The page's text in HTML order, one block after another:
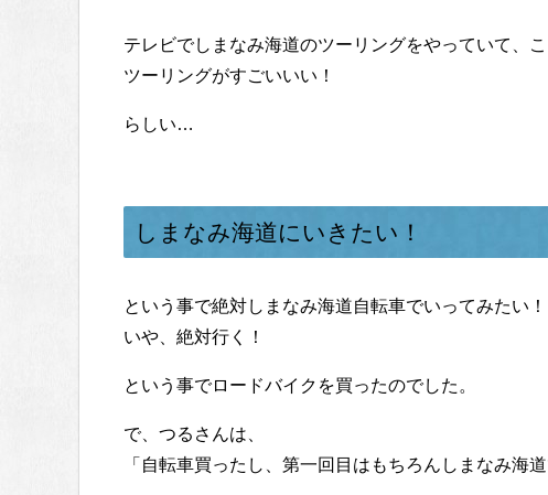
テレビでしまなみ海道のツーリングをやっていて、
ツーリングがすごいいい！
らしい…
しまなみ海道にいきたい！
という事で絶対しまなみ海道自転車でいってみたい！
いや、絶対行く！
という事でロードバイクを買ったのでした。
で、つるさんは、
「自転車買ったし、第一回目はもちろんしまなみ海道